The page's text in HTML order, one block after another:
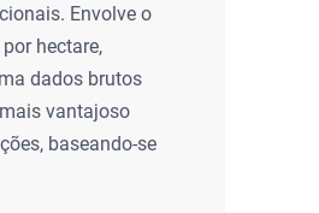
Envolve o
hectare,
dados brutos
vantajoso
baseando-se